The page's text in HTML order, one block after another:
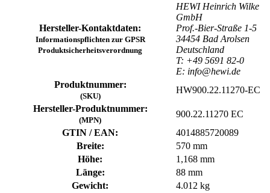
Hersteller-Kontaktdaten:
Informationspflichten zur GPSR
Produktsicherheitsverordnung
HEWI Heinrich Wilke
GmbH
Prof.-Bier-Straße 1-5
34454 Bad Arolsen
Deutschland
T: +49 5691 82-0
E: info@hewi.de
Produktnummer:
(SKU)
HW900.22.11270-EC
Hersteller-Produktnummer:
(MPN)
900.22.11270 EC
GTIN / EAN:
4014885720089
Breite:
570 mm
Höhe:
1,168 mm
Länge:
88 mm
Gewicht:
4.012 kg